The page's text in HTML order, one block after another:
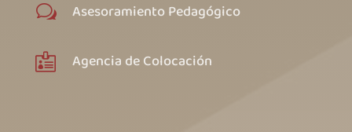
w Asesoramiento Pedagógico
 Agencia de Colocación